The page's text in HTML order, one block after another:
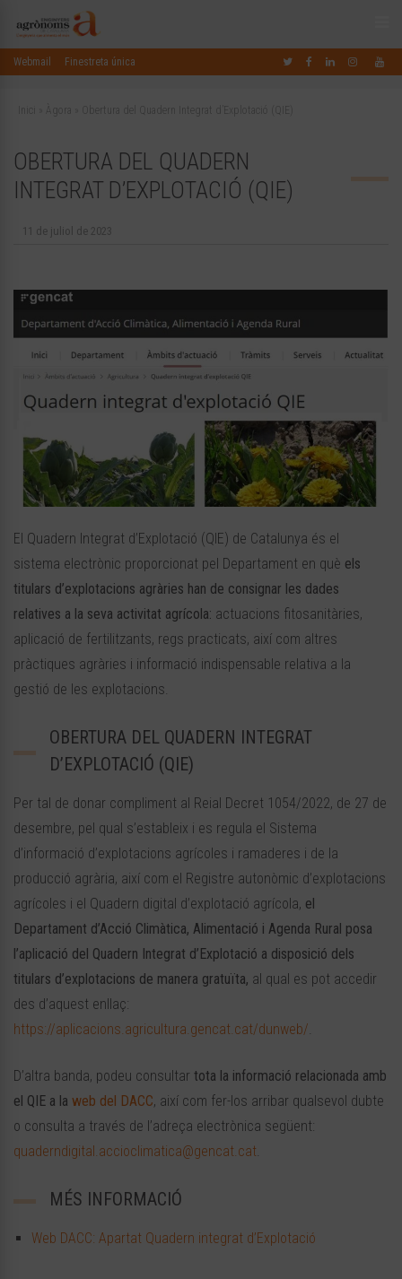
Webmail Finestreta única
Inici Àgora Obertura del Quadern Integrat d’Explotació (QIE)
OBERTURA DEL QUADERN
INTEGRAT D’EXPLOTACIÓ (QIE)
11 de juliol de 2023
El Quadern Integrat d’Explotació (QIE) de Catalunya és el
sistema electrònic proporcionat pel Departament en què els
titulars d’explotacions agràries han de consignar les dades
relatives a la seva activitat agrícola: actuacions fitosanitàries,
aplicació de fertilitzants, regs practicats, així com altres
pràctiques agràries i informació indispensable relativa a la
gestió de les explotacions.
OBERTURA DEL QUADERN INTEGRAT
D’EXPLOTACIÓ (QIE)
Per tal de donar compliment al Reial Decret 1054/2022, de 27 de
desembre, pel qual s’estableix i es regula el Sistema
d’informació d’explotacions agrícoles i ramaderes i de la
producció agrària, així com el Registre autonòmic d’explotacions
agrícoles i el Quadern digital d’explotació agrícola, el
Departament d’Acció Climàtica, Alimentació i Agenda Rural posa
l’aplicació del Quadern Integrat d’Explotació a disposició dels
titulars d’explotacions de manera gratuïta, al qual es pot accedir
des d’aquest enllaç:
https://aplicacions.agricultura.gencat.cat/dunweb/
D’altra banda, podeu consultar tota la informació relacionada amb
el QIE a la web del DACC, així com fer-los arribar qualsevol dubte
o consulta a través de l’adreça electrònica següent:
quaderndigital.accioclimatica@gencat.cat
MÉS INFORMACIÓ
Web DACC: Apartat Quadern integrat d’Explotació